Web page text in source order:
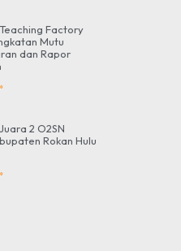
Factory
Mutu
dan Rapor
2 O2SN
Rokan Hulu